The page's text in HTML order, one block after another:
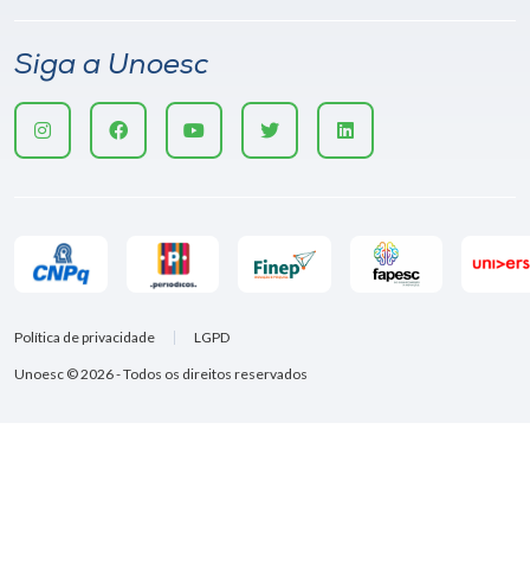
Siga a Unoesc
Unoesc © 2026 - Todos os direitos reservados
Política de privacidade LGPD